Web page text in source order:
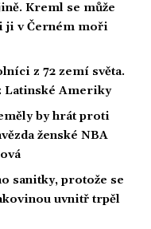
Kreml se může
ji v Černém moři
z 72 zemí světa.
Latinské Ameriky
by hrát proti
ženské NBA
sanitky, protože se
uvnitř trpěl